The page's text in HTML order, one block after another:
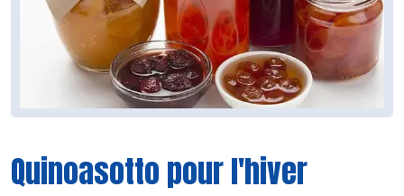
Quinoasotto pour l'hiver